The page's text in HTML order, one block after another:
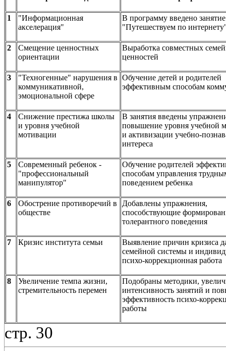
1
"Информационная
акселерация"
В программу введено занятие
"Путешествуем по
2
Смещение ценностных
ориентации
Выработка совместных
ценностей
3
"Техногенные" нарушения в
коммуникативной,
эмоциональной сфере
Обучение детей и родителей
эффективным способам
4
Снижение престижа школы
и уровня учебной
мотивации
В занятия введены
повышение уровня учебной
и активизации учебно-
интереса
5
Современный ребенок -
"профессиональный
манипулятор"
Обучение родителей
способам управления
поведением ребенка
6
Обострение противоречий в
обществе
Добавлены упражнения,
способствующие
толерантного поведения
7 Кризис института семьи
Выявление причин кризиса
семейной системы и
психо-коррекционная работа
8
Увеличение темпа жизни,
стремительность перемен
Подобраны методики,
интенсивность занятий и
эффективность психо-
работы
стр. 30